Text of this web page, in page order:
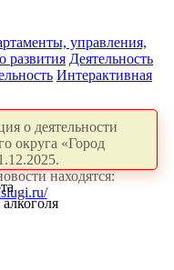
управления,
развития Деятельность
Интерактивная
о деятельности
округа «Город
находятся: